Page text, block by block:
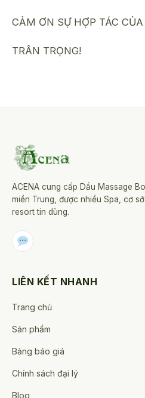
CẢM ƠN SỰ HỢP TÁC
TRÂN TRỌNG!
ACENA cung cấp Dầu Massage
miền Trung, được nhiều Spa, cơ
resort tin dùng.
LIÊN KẾT NHANH
Trang chủ
Sản phẩm
Bảng báo giá
Chính sách đại lý
Blog